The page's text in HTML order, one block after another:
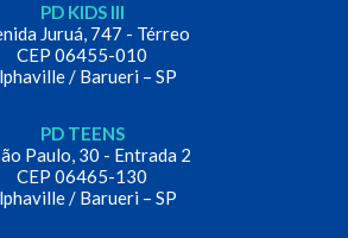
PD KIDS III
Juruá, 747 - Térreo
CEP 06455-010
/ Barueri – SP
PD TEENS
Paulo, 30 - Entrada 2
CEP 06465-130
/ Barueri – SP